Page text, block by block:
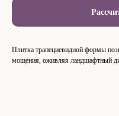
Плитка трапециевидной формы
мощения, оживляя ландшафтный